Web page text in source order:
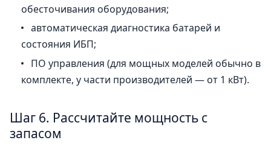
обесточивания оборудования;
автоматическая диагностика батарей и
состояния ИБП;
ПО управления (для мощных моделей обычно в
комплекте, у части производителей — от 1 кВт).
Шаг 6. Рассчитайте мощность с
запасом